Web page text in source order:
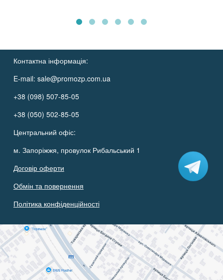
Контактна інформація:
E-mail: sale@promozp.com.ua
+38 (098) 507-85-05
+38 (050) 502-85-05
Центральний офіс:
м. Запоріжжя, провулок Рибальський 1
Договір оферти
Обмін та повернення
Політика конфіденційності